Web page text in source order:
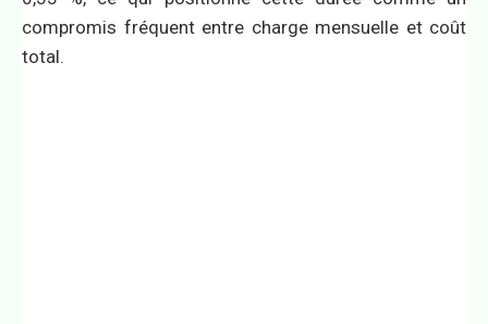
compromis fréquent entre charge mensuelle et coût
total.